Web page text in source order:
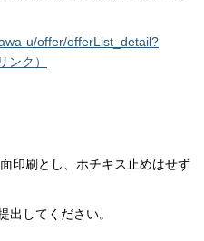
u/offer/offerList_detail?
ク）
印刷とし、ホチキス止めはせず
出してください。